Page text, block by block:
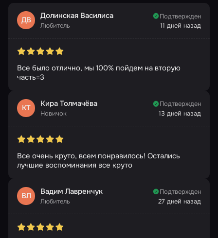
ДВ Долинская Василиса
Любитель
Подтвержден
11 дней назад
Все было отлично, мы 100% пойдем на вторую
часть=3
КТ Кира Толмачёва
Новичок
Подтвержден
13 дней назад
Все очень круто, всем понравилось! Остались
лучшие воспоминания все круто
ВЛ Вадим Лавренчук
Любитель
Подтвержден
27 дней назад